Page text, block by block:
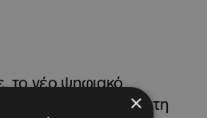
το νέο ψηφιακό
του καταδεικνύει τη
×